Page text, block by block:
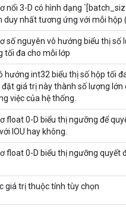
nổi 3-D có hình dạng
duy nhất tương ứng với mỗi hộp
số nguyên vô hướng biểu thị
tối đa cho mỗi lớp
hướng int32 biểu thị số hộp tối
đặt giá trị này thành số lượng
việc của hệ thống.
float 0-D biểu thị ngưỡng để
IOU hay không.
float 0-D biểu thị ngưỡng quyết
giá trị thuộc tính tùy chọn